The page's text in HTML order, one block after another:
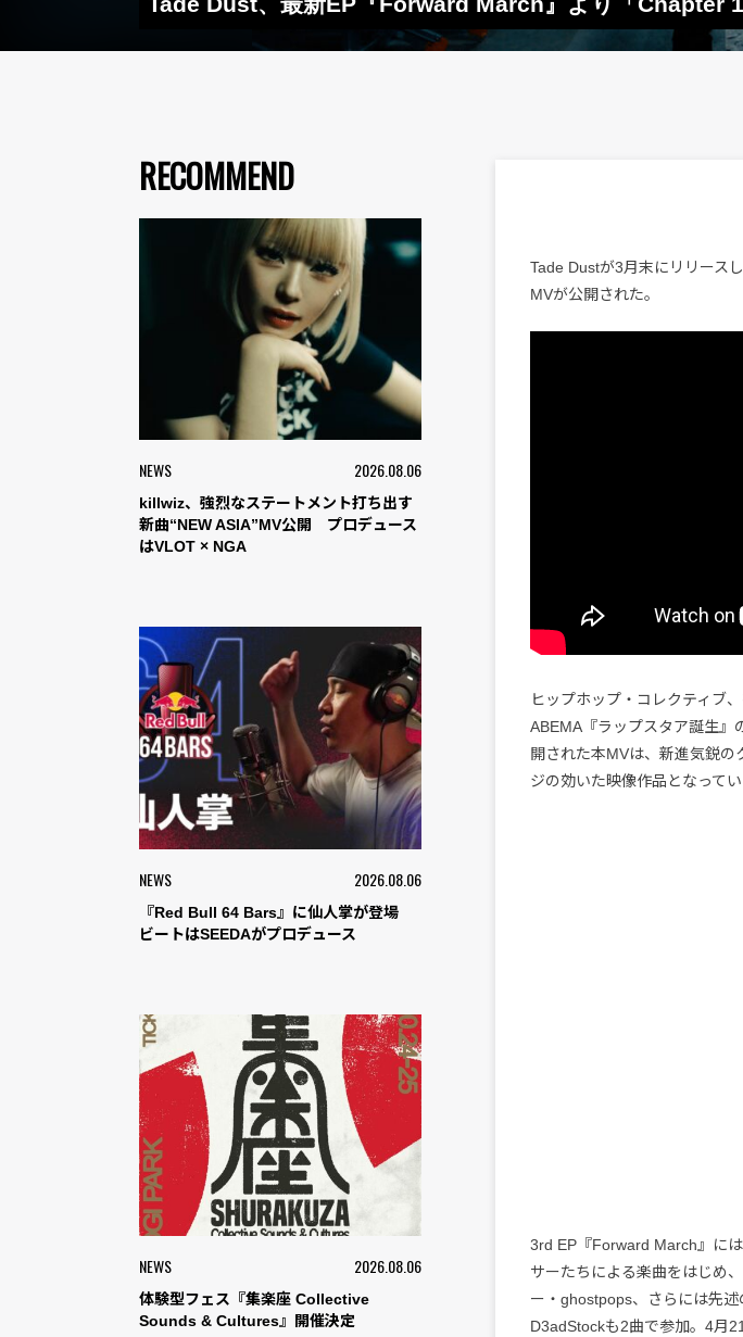
RECOMMEND
NEWS 2026.08.06
killwiz、強烈なステートメント打ち出す
新曲“NEW ASIA”MV公開 プロデュース
はVLOT × NGA
NEWS 2026.08.06
『Red Bull 64 Bars』に仙人掌が登場
ビートはSEEDAがプロデュース
NEWS 2026.08.06
体験型フェス『集楽座 Collective
Sounds & Cultures』開催決定
Tade Dustが3月末にリリース
MVが公開された。
ヒップホップ・コレクティブ
ABEMA『ラップスタア誕生』
開された本MVは、新進気鋭の
ジの効いた映像作品となってい
3rd EP『Forward March』に
サーたちによる楽曲をはじめ
ー・ghostpops、さらには先
D3adStockも2曲で参加。4月